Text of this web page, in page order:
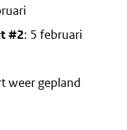
#2: 5 februari
weer gepland